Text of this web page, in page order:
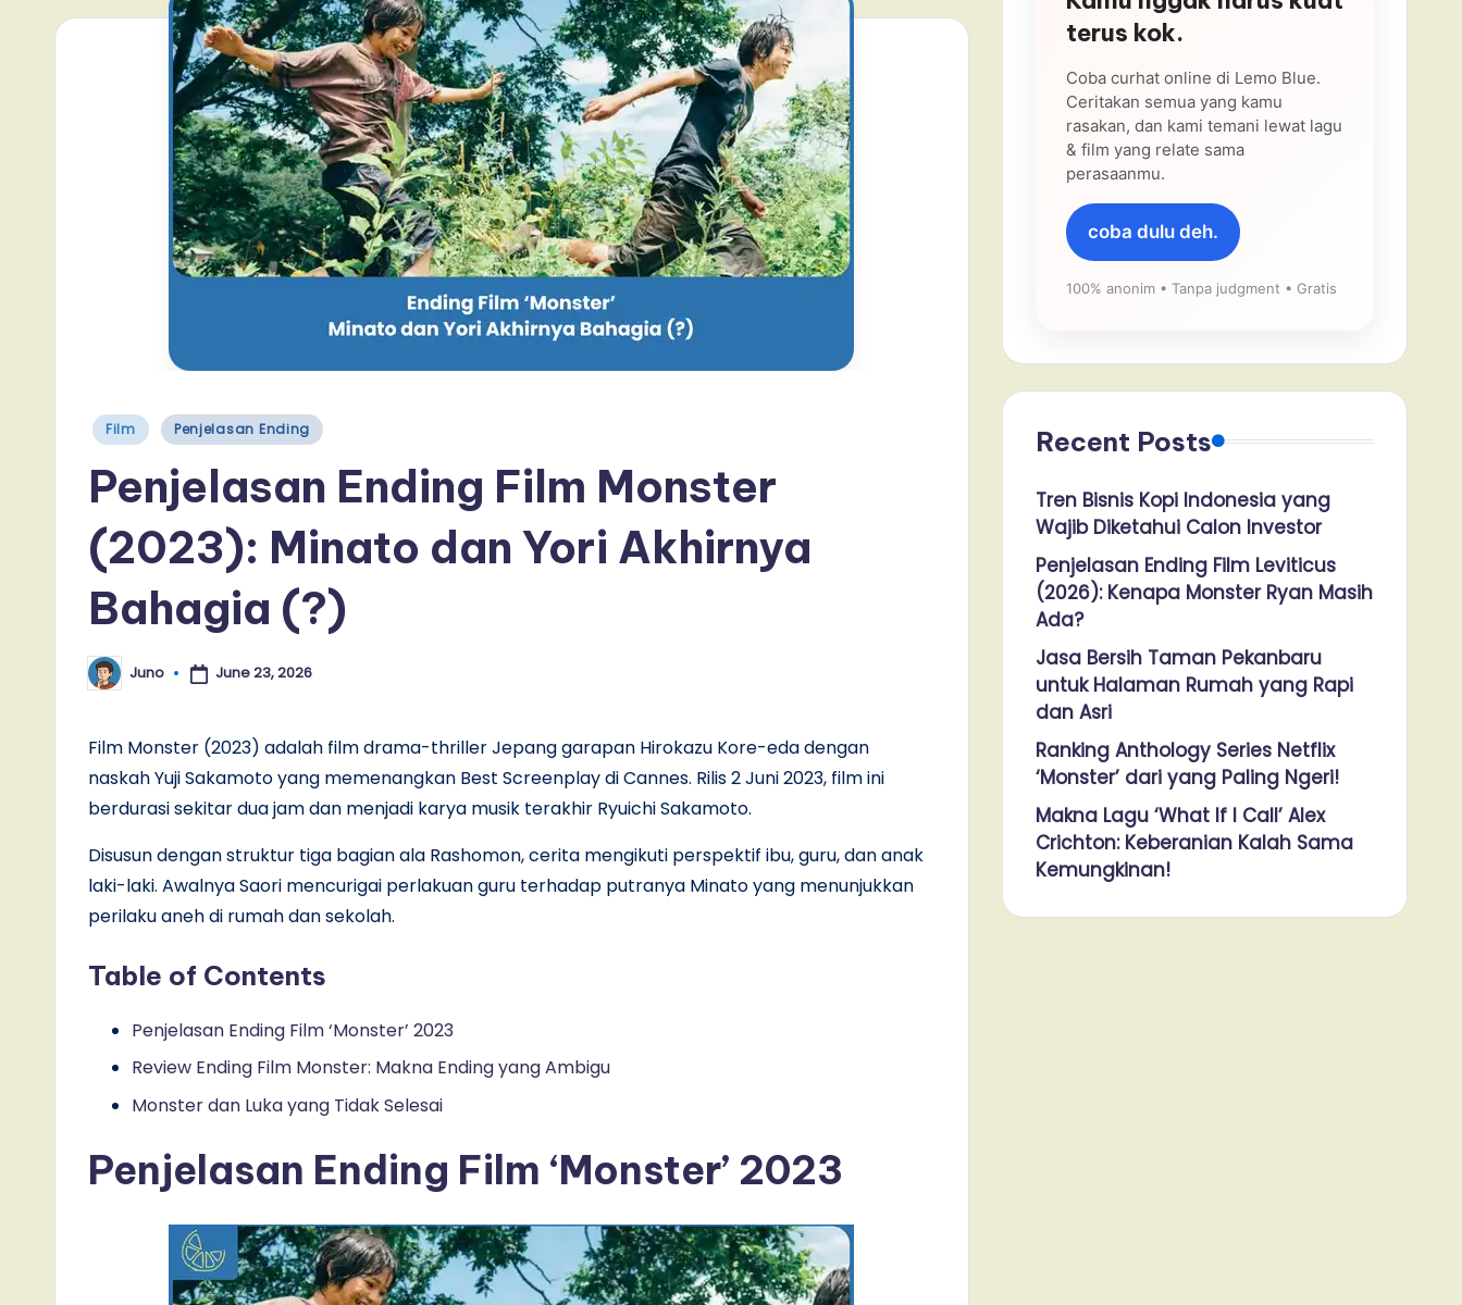
Posted
Film Penjelasan Ending
Penjelasan Ending Film Monster
(2023): Minato dan Yori Akhirnya
Bahagia (?)
Posted
by
Juno June 23, 2026
Film Monster (2023) adalah film drama-thriller Jepang garapan Hirokazu Kore-eda dengan
naskah Yuji Sakamoto yang memenangkan Best Screenplay di Cannes. Rilis 2 Juni 2023, film ini
berdurasi sekitar dua jam dan menjadi karya musik terakhir Ryuichi Sakamoto.
Disusun dengan struktur tiga bagian ala Rashomon, cerita mengikuti perspektif ibu, guru, dan anak
laki-laki. Awalnya Saori mencurigai perlakuan guru terhadap putranya Minato yang menunjukkan
perilaku aneh di rumah dan sekolah.
Table of Contents
Penjelasan Ending Film ‘Monster’ 2023
Review Ending Film Monster: Makna Ending yang Ambigu
Monster dan Luka yang Tidak Selesai
Penjelasan Ending Film ‘Monster’ 2023
terus kok.
Coba curhat online di Lemo Blue.
Ceritakan semua yang kamu
rasakan, dan kami temani lewat lagu
& film yang relate sama
perasaanmu.
coba dulu deh.
100% anonim • Tanpa judgment • Gratis
Recent Posts
Tren Bisnis Kopi Indonesia yang
Wajib Diketahui Calon Investor
Penjelasan Ending Film Leviticus
(2026): Kenapa Monster Ryan Masih
Ada?
Jasa Bersih Taman Pekanbaru
untuk Halaman Rumah yang Rapi
dan Asri
Ranking Anthology Series Netflix
‘Monster’ dari yang Paling Ngeri!
Makna Lagu ‘What If I Call’ Alex
Crichton: Keberanian Kalah Sama
Kemungkinan!